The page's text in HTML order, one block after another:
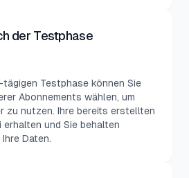
der Testphase
Testphase können Sie
Abonnements wählen, um
zu nutzen. Ihre bereits erstellten
erhalten und Sie behalten
Daten.